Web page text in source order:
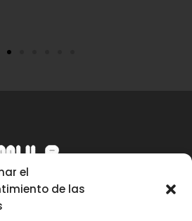
el
de las